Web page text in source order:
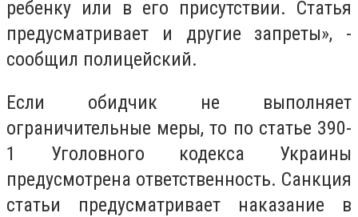
ребенку или в его присутствии. Статья
предусматривает и другие запреты», -
сообщил полицейский.
Если обидчик не выполняет
ограничительные меры, то по статье 390-
1 Уголовного кодекса Украины
предусмотрена ответственность. Санкция
статьи предусматривает наказание в